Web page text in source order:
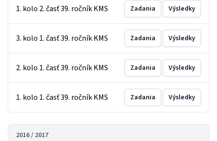
1. kolo 2. časť 39. ročník KMS Zadania Výsledky
3. kolo 1. časť 39. ročník KMS Zadania Výsledky
2. kolo 1. časť 39. ročník KMS Zadania Výsledky
1. kolo 1. časť 39. ročník KMS Zadania Výsledky
2016 / 2017